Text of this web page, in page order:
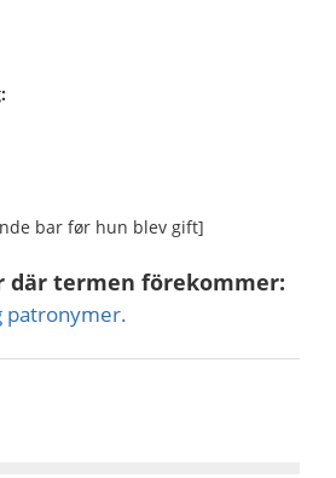
bar før hun blev gift]
där termen förekommer:
patronymer.